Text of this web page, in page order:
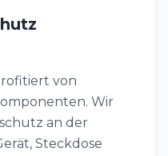
von
Wir
an der
Steckdose